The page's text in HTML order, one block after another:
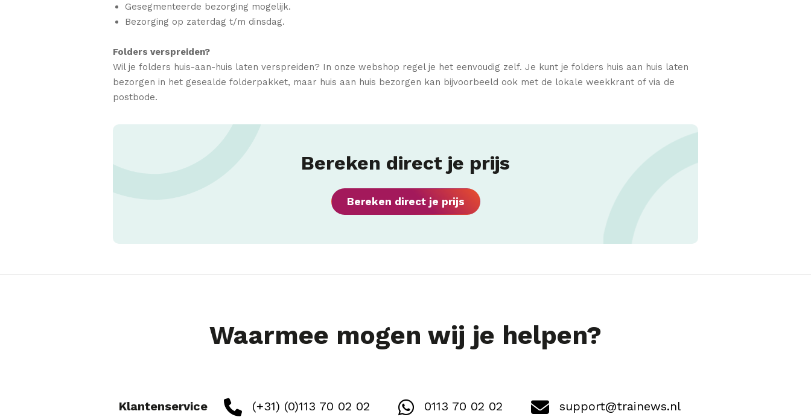
Gesegmenteerde bezorging mogelijk.
Bezorging op zaterdag t/m dinsdag.
Folders verspreiden?
Wil je folders huis-aan-huis laten verspreiden? In onze webshop regel je het eenvoudig zelf. Je kunt je folders huis aan huis laten
bezorgen in het gesealde folderpakket, maar huis aan huis bezorgen kan bijvoorbeeld ook met de lokale weekkrant of via de
postbode.
Bereken direct je prijs
Bereken direct je prijs
Waarmee mogen wij je helpen?
Klantenservice (+31) (0)113 70 02 02 0113 70 02 02 support@trainews.nl